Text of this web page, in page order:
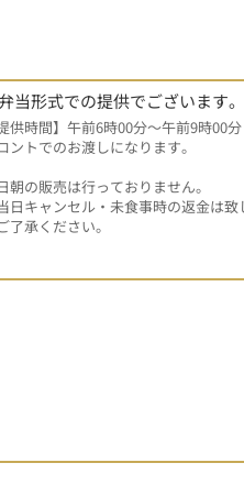
当形式での提供でございます。
提供時間】午前6時00分～午前9時00分
ントでのお渡しになります。
朝の販売は行っておりません。
日キャンセル・未食事時の返金は致
了承ください。